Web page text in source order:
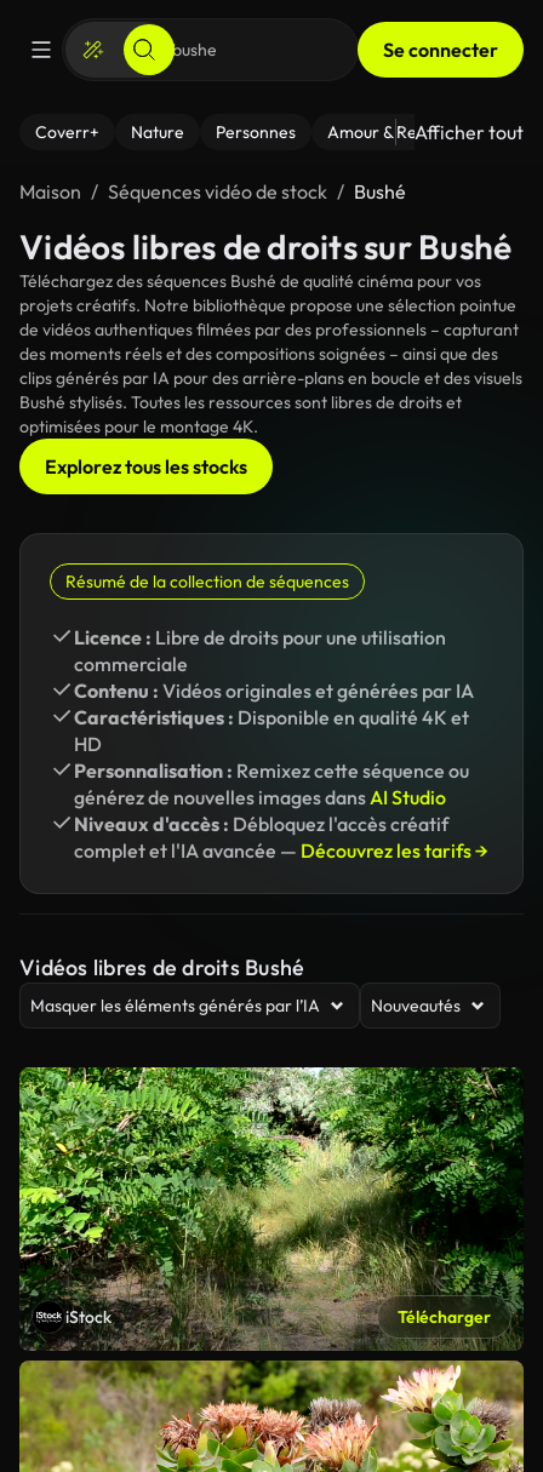
Se connecter
Coverr+ Nature Personnes Amour & Relations Le
Afficher tout
Maison Séquences vidéo de stock Bushé
Vidéos libres de droits sur Bushé
Téléchargez des séquences Bushé de qualité cinéma pour vos
projets créatifs. Notre bibliothèque propose une sélection pointue
de vidéos authentiques filmées par des professionnels – capturant
des moments réels et des compositions soignées – ainsi que des
clips générés par IA pour des arrière-plans en boucle et des visuels
Bushé stylisés. Toutes les ressources sont libres de droits et
optimisées pour le montage 4K.
Explorez tous les stocks
Résumé de la collection de séquences
Licence : Libre de droits pour une utilisation
commerciale
Contenu : Vidéos originales et générées par IA
Caractéristiques : Disponible en qualité 4K et
HD
Personnalisation : Remixez cette séquence ou
générez de nouvelles images dansAI Studio
Niveaux d'accès : Débloquez l'accès créatif
complet et l'IA avancée — Découvrez les tarifs →
Vidéos libres de droits Bushé
Masquer les éléments générés par l’IA Nouveautés
iStock Télécharger